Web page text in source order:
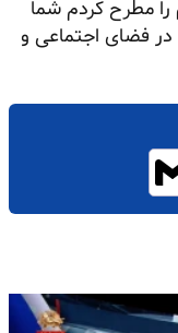
مطرح کردم شما
در فضای اجتماعی و